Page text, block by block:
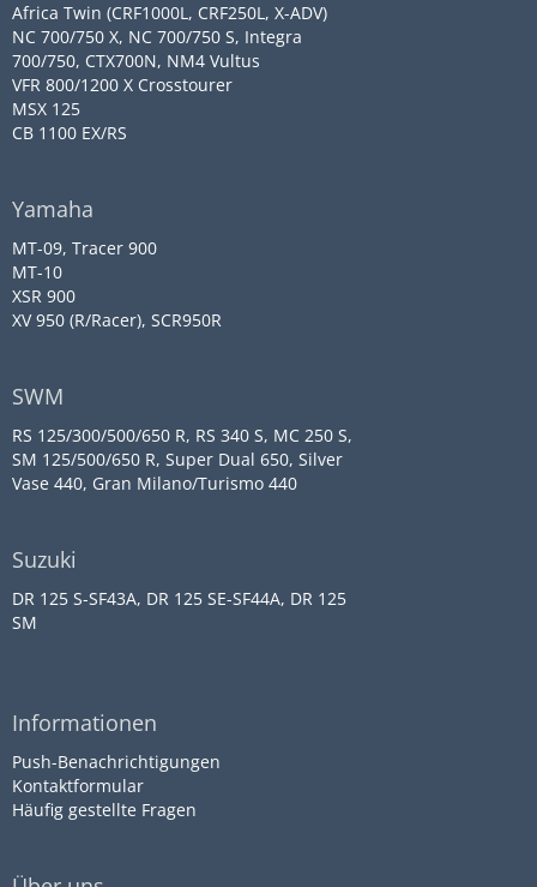
Africa Twin (CRF1000L, CRF250L, X-ADV)
NC 700/750 X, NC 700/750 S, Integra
700/750, CTX700N, NM4 Vultus
VFR 800/1200 X Crosstourer
MSX 125
CB 1100 EX/RS
Yamaha
MT-09, Tracer 900
MT-10
XSR 900
XV 950 (R/Racer), SCR950R
SWM
RS 125/300/500/650 R, RS 340 S, MC 250 S,
SM 125/500/650 R, Super Dual 650, Silver
Vase 440, Gran Milano/Turismo 440
Suzuki
DR 125 S-SF43A, DR 125 SE-SF44A, DR 125
SM
Informationen
Push-Benachrichtigungen
Kontaktformular
Häufig gestellte Fragen